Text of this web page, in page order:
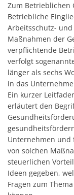
Zum Betrieblichen
Betriebliche
Arbeitsschutz-
Maßnahmen der
verpflichtende
verfolgt
länger als sechs
in das
Ein kurzer
erläutert den
Unternehmen
von solchen
steuerlichen
Ideen gegeben,
Fragen zum